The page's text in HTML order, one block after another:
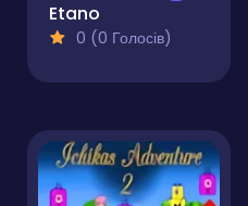
Etano
0 (0 Голосів)